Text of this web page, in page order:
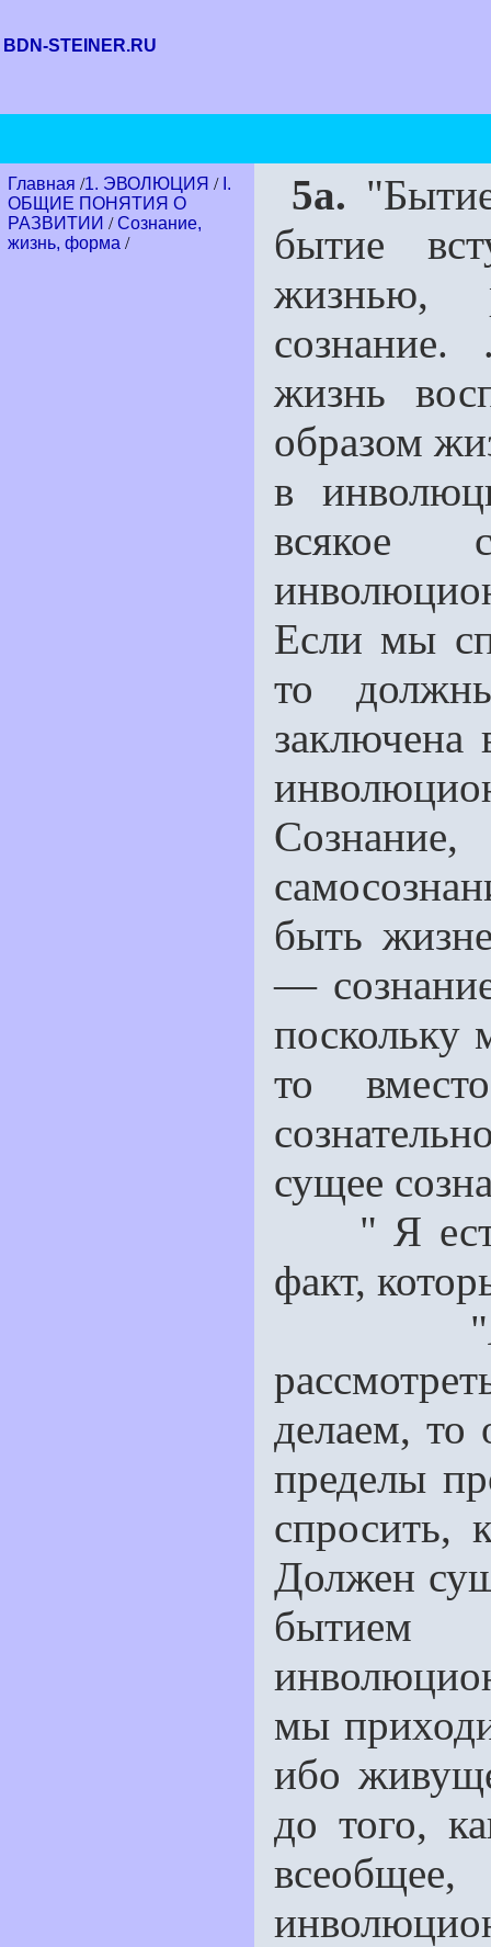
BDN-STEINER.RU
Главная /1. ЭВОЛЮЦИЯ / I.
ОБЩИЕ ПОНЯТИЯ О
РАЗВИТИИ /Сознание,
жизнь, форма /
5а.
бытие
жизнью,
жизнь
образом
в
всякое
Если мы
то
заключена
быть
—
поскольку
то
сущее
" Я есть
факт,
"Я
делаем, то
пределы
спросить,
Должен
мы
ибо
до того,